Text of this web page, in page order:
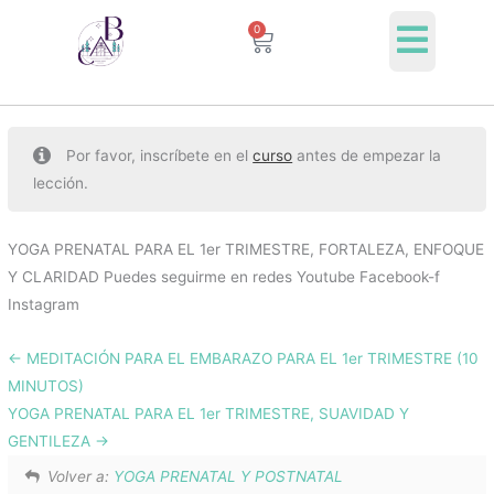
0
Cart
Por favor, inscríbete en elcurso antes de empezar la
lección.
YOGA PRENATAL PARA EL 1er TRIMESTRE, FORTALEZA, ENFOQUE
Y CLARIDAD Puedes seguirme en redes Youtube Facebook-f
Instagram
MEDITACIÓN PARA EL EMBARAZO PARA EL 1er TRIMESTRE (10
MINUTOS)
YOGA PRENATAL PARA EL 1er TRIMESTRE, SUAVIDAD Y
GENTILEZA
Volver a: YOGA PRENATAL Y POSTNATAL